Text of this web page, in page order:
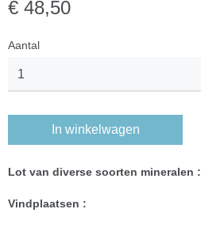
€ 48,50
Aantal
In winkelwagen
Lot van diverse soorten mineralen :
Vindplaatsen :